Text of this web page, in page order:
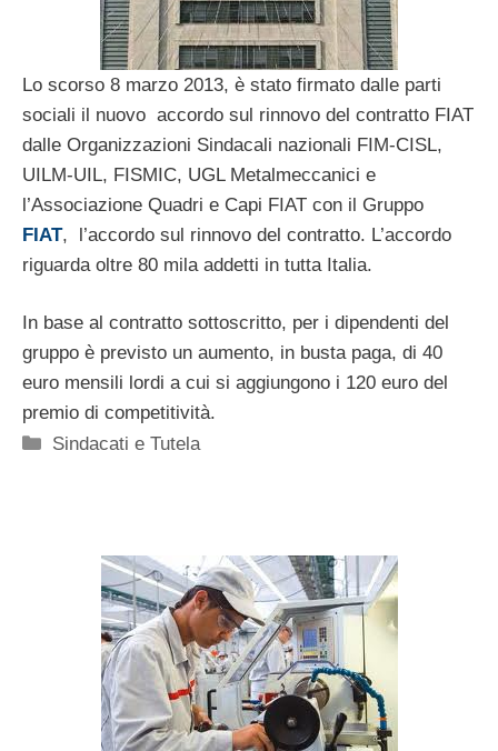
Lo scorso 8 marzo 2013, è stato firmato dalle parti
sociali il nuovo accordo sul rinnovo del contratto FIAT
dalle Organizzazioni Sindacali nazionali FIM-CISL,
UILM-UIL, FISMIC, UGL Metalmeccanici e
l’Associazione Quadri e Capi FIAT con il Gruppo
FIAT, l’accordo sul rinnovo del contratto. L’accordo
riguarda oltre 80 mila addetti in tutta Italia.
In base al contratto sottoscritto, per i dipendenti del
gruppo è previsto un aumento, in busta paga, di 40
euro mensili lordi a cui si aggiungono i 120 euro del
premio di competitività.
Categorie
Sindacati e Tutela